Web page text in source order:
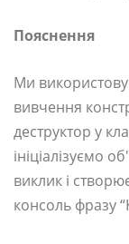
Пояснення
Ми
вивчення
деструктор у
ініціалізуємо
виклик і
консоль фразу